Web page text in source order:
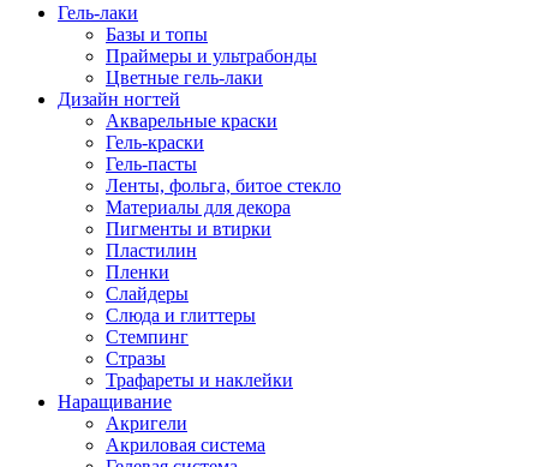
Гель-лаки
Базы и топы
Праймеры и ультрабонды
Цветные гель-лаки
Дизайн ногтей
Акварельные краски
Гель-краски
Гель-пасты
Ленты, фольга, битое стекло
Материалы для декора
Пигменты и втирки
Пластилин
Пленки
Слайдеры
Слюда и глиттеры
Стемпинг
Стразы
Трафареты и наклейки
Наращивание
Акригели
Акриловая система